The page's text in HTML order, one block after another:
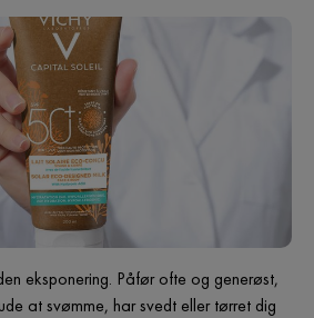
eksponering. Påfør ofte og generøst,
at svømme, har svedt eller tørret dig